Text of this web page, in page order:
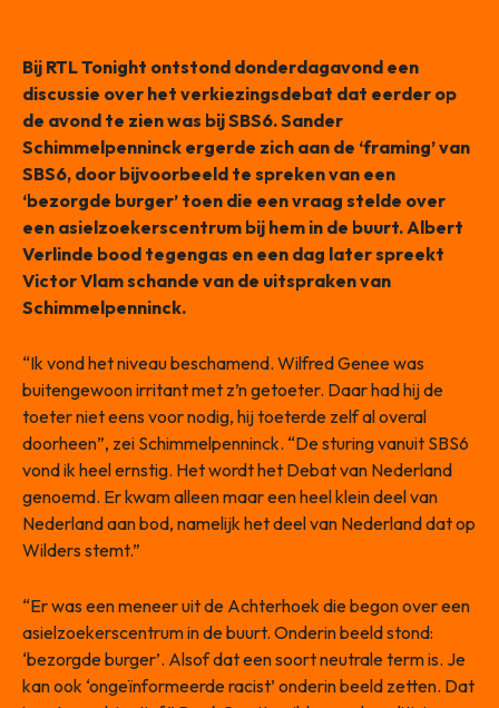
Bij RTL Tonight ontstond donderdagavond een
discussie over het verkiezingsdebat dat eerder op
de avond te zien was bij SBS6. Sander
Schimmelpenninck ergerde zich aan de ‘framing’ van
SBS6, door bijvoorbeeld te spreken van een
‘bezorgde burger’ toen die een vraag stelde over
een asielzoekerscentrum bij hem in de buurt. Albert
Verlinde bood tegengas en een dag later spreekt
Victor Vlam schande van de uitspraken van
Schimmelpenninck.
“Ik vond het niveau beschamend. Wilfred Genee was
buitengewoon irritant met z’n getoeter. Daar had hij de
toeter niet eens voor nodig, hij toeterde zelf al overal
doorheen”, zei Schimmelpenninck. “De sturing vanuit SBS6
vond ik heel ernstig. Het wordt het Debat van Nederland
genoemd. Er kwam alleen maar een heel klein deel van
Nederland aan bod, namelijk het deel van Nederland dat op
Wilders stemt.”
“Er was een meneer uit de Achterhoek die begon over een
asielzoekerscentrum in de buurt. Onderin beeld stond:
‘bezorgde burger’. Alsof dat een soort neutrale term is. Je
kan ook ‘ongeïnformeerde racist’ onderin beeld zetten. Dat